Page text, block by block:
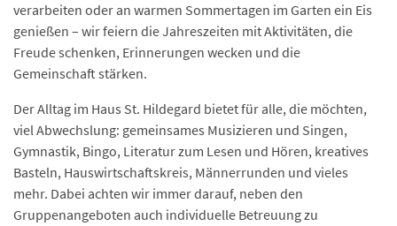
verarbeiten oder an warmen Sommertagen im Garten ein Eis
genießen – wir feiern die Jahreszeiten mit Aktivitäten, die
Freude schenken, Erinnerungen wecken und die
Gemeinschaft stärken.
Der Alltag im Haus St. Hildegard bietet für alle, die möchten,
viel Abwechslung: gemeinsames Musizieren und Singen,
Gymnastik, Bingo, Literatur zum Lesen und Hören, kreatives
Basteln, Hauswirtschaftskreis, Männerrunden und vieles
mehr. Dabei achten wir immer darauf, neben den
Gruppenangeboten auch individuelle Betreuung zu